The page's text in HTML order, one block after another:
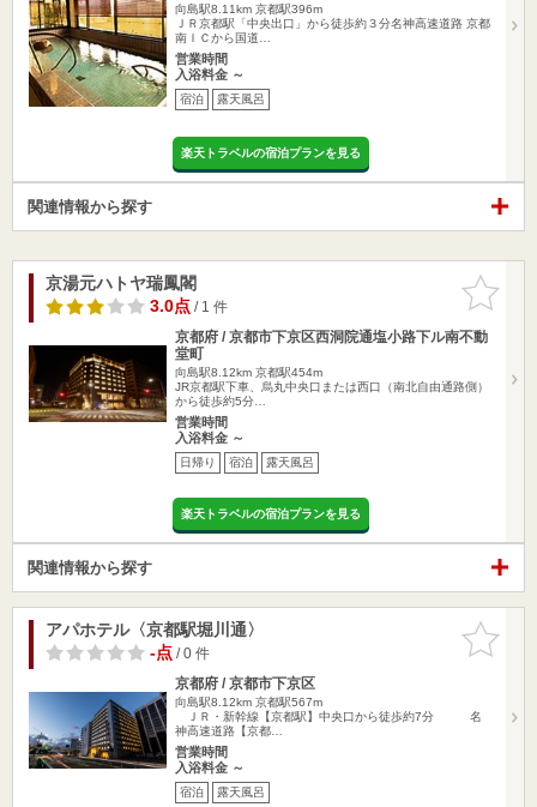
向島駅8.11km 京都駅396m
ＪＲ京都駅「中央出口」から徒歩約３分名神高速道路 京都
南ＩＣから国道…
営業時間
入浴料金 ～
宿泊 露天風呂
楽天トラベルの宿泊プランを見る
関連情報から探す
お気に入
りに追加
京湯元ハトヤ瑞鳳閣
3.0点/ 1 件
京都府 / 京都市下京区西洞院通塩小路下ル南不動
堂町
向島駅8.12km 京都駅454m
JR京都駅下車、烏丸中央口または西口（南北自由通路側）
から徒歩約5分…
営業時間
入浴料金 ～
日帰り 宿泊 露天風呂
楽天トラベルの宿泊プランを見る
関連情報から探す
お気に入
りに追加
アパホテル〈京都駅堀川通〉
-点/ 0 件
京都府 / 京都市下京区
向島駅8.12km 京都駅567m
ＪＲ・新幹線【京都駅】中央口から徒歩約7分 名
神高速道路【京都…
営業時間
入浴料金 ～
宿泊 露天風呂